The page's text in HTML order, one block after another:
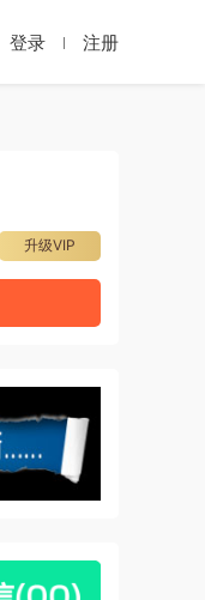
登录 注册
升级VIP